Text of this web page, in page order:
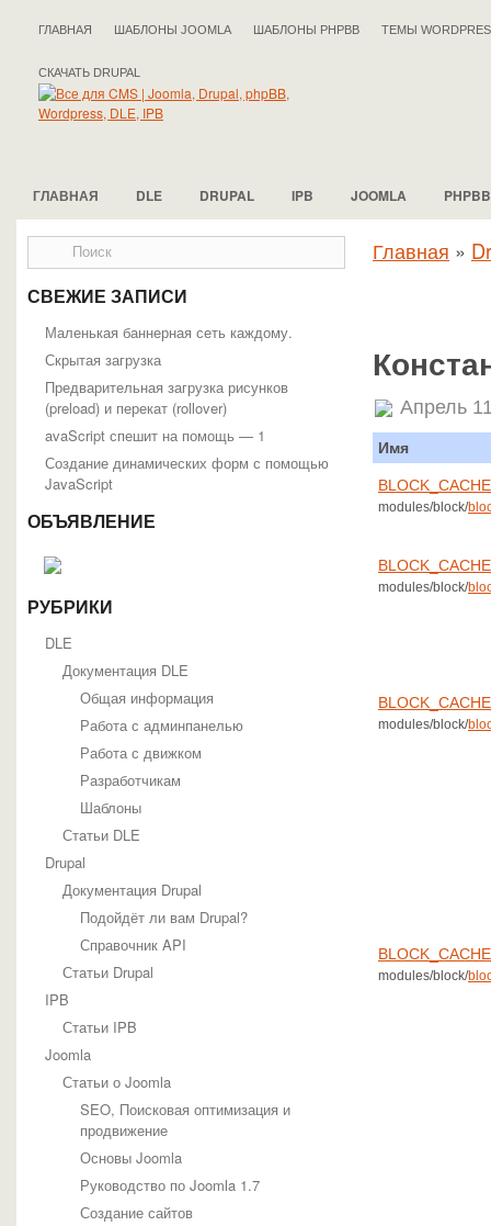
ГЛАВНАЯ ШАБЛОНЫ JOOMLA ШАБЛОНЫ PHPBB ТЕМЫ
СКАЧАТЬ DRUPAL
ГЛАВНАЯ DLE DRUPAL IPB JOOMLA PHPBB
СВЕЖИЕ ЗАПИСИ
Маленькая баннерная сеть каждому.
Скрытая загрузка
Предварительная загрузка рисунков
(preload) и перекат (rollover)
avaScript спешит на помощь — 1
Создание динамических форм с помощью
JavaScript
ОБЪЯВЛЕНИЕ
РУБРИКИ
DLE
Документация DLE
Общая информация
Работа с админпанелью
Работа с движком
Разработчикам
Шаблоны
Статьи DLE
Drupal
Документация Drupal
Подойдёт ли вам Drupal?
Справочник API
Статьи Drupal
IPB
Статьи IPB
Joomla
Статьи о Joomla
SEO, Поисковая оптимизация и
продвижение
Основы Joomla
Руководство по Joomla 1.7
Создание сайтов
Главная »
Апрель
Имя
modules/block/
modules/block/
modules/block/
modules/block/